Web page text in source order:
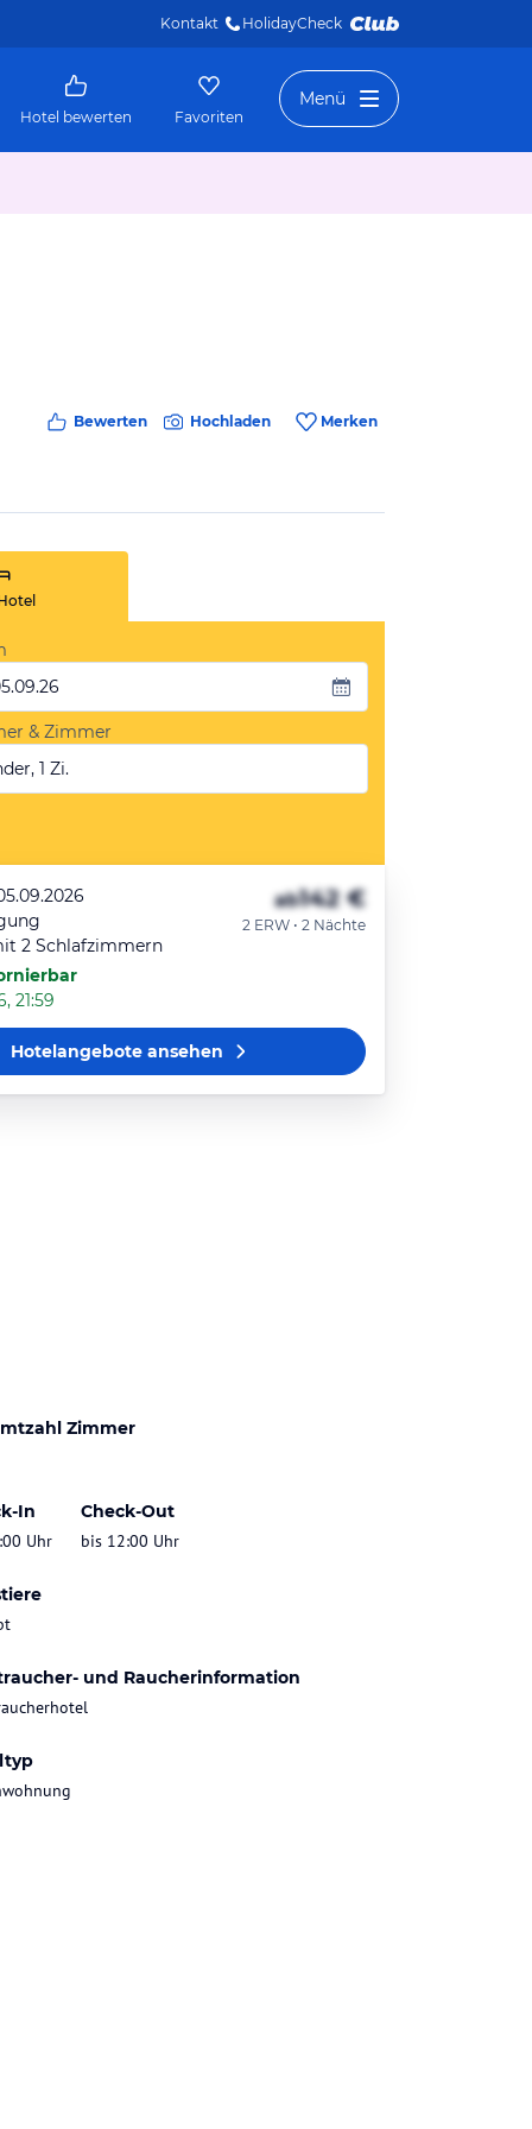
Kontakt HolidayCheck
Hotel bewerten Favoriten
Menü
Bewerten Hochladen Merken
& Zimmer
1 Zi.
2 Schlafzimmern
21:59
ab142 €
2 ERW • 2 Nächte
Hotelangeboteansehen
Zimmer
In
Uhr
Check-Out
bis 12:00 Uhr
und Raucherinformation